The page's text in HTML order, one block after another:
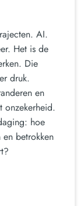
AI.
Het is de
Die
druk.
en
onzekerheid.
hoe
betrokken